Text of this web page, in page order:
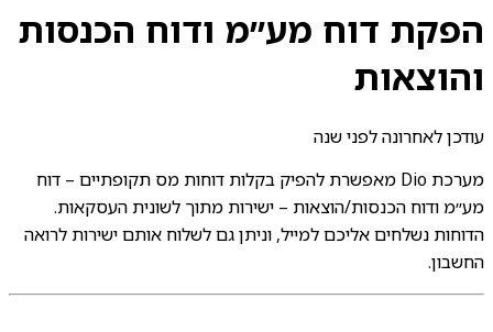
הפקת דוח מע״מ ודוח הכנסות
והוצאות
עודכן לאחרונהלפני שנה
מערכת Dio מאפשרת להפיק בקלות דוחות מס תקופתיים – דוח
מע״מ ודוח הכנסות/הוצאות – ישירות מתוך לשונית העסקאות.
הדוחות נשלחים אליכם למייל, וניתן גם לשלוח אותם ישירות לרואה
החשבון.